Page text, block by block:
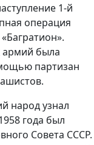
1-й
операция
армий была
партизан
народ узнал
года был
Совета СССР.